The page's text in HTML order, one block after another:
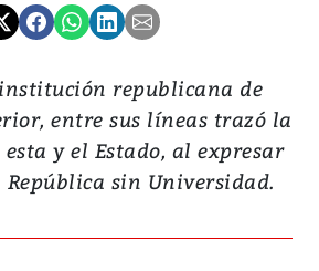
republicana de
entre sus líneas trazó la
y el Estado, al expresar
sin Universidad.